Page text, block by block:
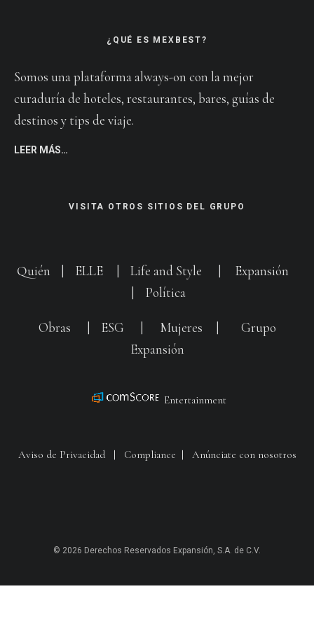
¿QUÉ ES MEXBEST?
Somos una plataforma always-on con la mejor
curaduría de hoteles, restaurantes, bares, guías de
destinos y tips de viaje.
LEER MÁS…
VISITA OTROS SITIOS DEL GRUPO
Quién ELLE Life and Style
Expansión
Política
Obras ESG Mujeres
Grupo
Expansión
Entertainment
Aviso de Privacidad| Compliance | Anúnciate con nosotros
© 2026 Derechos Reservados Expansión, S.A. de C.V.